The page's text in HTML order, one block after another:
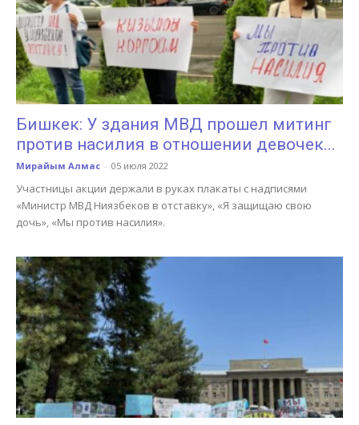
Бишкек: У здания МВД прошел митинг
против насилия в отношении девочек...
Мирайым Алмас - 05 июля 2022
Участницы акции держали в руках плакаты с надписями
«Министр МВД Ниязбеков в отставку», «Я защищаю свою
дочь», «Мы против насилия».